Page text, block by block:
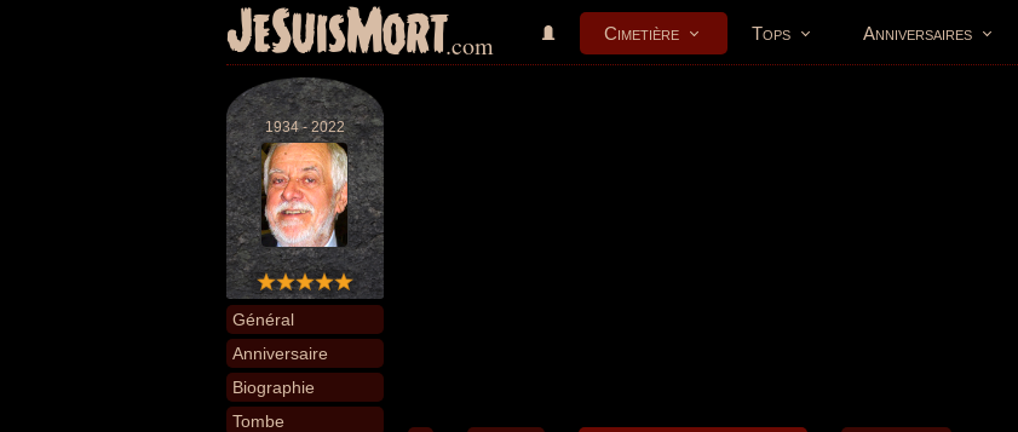
JeSuisMort.com Cimetière Tops Anniversaires
1934 - 2022
Général
Anniversaire
Biographie
Tombe